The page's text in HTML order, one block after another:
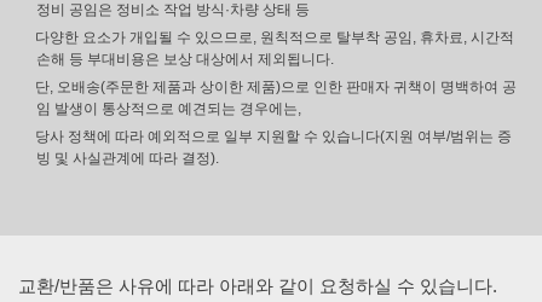
정비 공임은 정비소 작업 방식·차량 상태 등
다양한 요소가 개입될 수 있으므로, 원칙적으로 탈부착 공임, 휴차료, 시간적
손해 등 부대비용은 보상 대상에서 제외됩니다.
단, 오배송(주문한 제품과 상이한 제품)으로 인한 판매자 귀책이 명백하여 공
임 발생이 통상적으로 예견되는 경우에는,
당사 정책에 따라 예외적으로 일부 지원할 수 있습니다(지원 여부/범위는 증
빙 및 사실관계에 따라 결정).
교환/반품은 사유에 따라 아래와 같이 요청하실 수 있습니다.